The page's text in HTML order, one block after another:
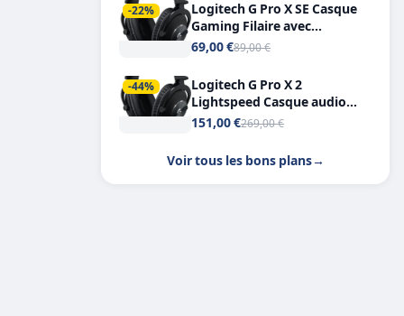
-22%
Logitech G Pro X SE Casque
Gaming Filaire avec
Microphone Micro
7.1
69,00 €89,00 €
-44%
Logitech G Pro X 2
Lightspeed Casque audio
bluetooth
151,00 €269,00 €
Voir tous les bons plans→